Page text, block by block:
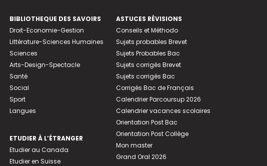
BIBLIOTHEQUE DES SAVOIRS
Droit-Economie-Gestion
Littérature-Sciences Humaines
Sciences
Arts-Design-Spectacle
Santé
Social
Sport
Langues
ETUDIER À L’ÉTRANGER
Etudier au Canada
Etudier en Suisse
ASTUCES RÉVISIONS
Conseils et Méthodo
Sujets probables Brevet
Sujets Probables Bac
Sujets corrigés Brevet
Sujets corrigés Bac
Corrigés Bac de Français
Calendrier Parcoursup 2026
Calendrier vacances scolaires
Orientation Post Bac
Orientation Post Collège
Mon master
Grand Oral 2026